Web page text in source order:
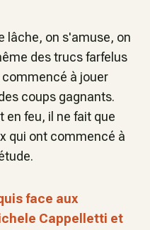
lâche, on s'amuse, on
des trucs farfelus
commencé à jouer
coups gagnants.
en feu, il ne fait que
qui ont commencé à
face aux
Cappelletti et